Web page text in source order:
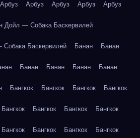
Арбуз Арбуз Арбуз Арбуз Арбуз
Дойл — Собака Баскервилей
Баскервилей Банан Банан
Банан Банан Банан Банан
Бангкок Бангкок Бангкок Бангкок
Бангкок Бангкок Бангкок Бангкок
Бангкок Бангкок Бангкок Бангкок